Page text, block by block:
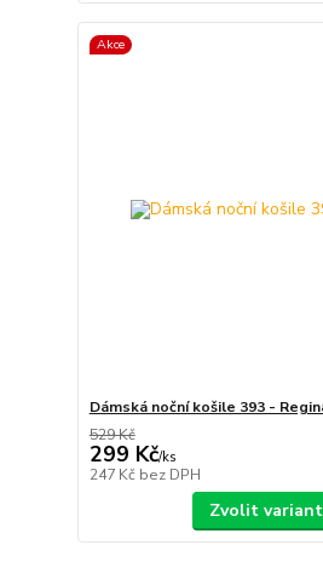
Akce
Dámská noční košile 393 -
529 Kč
299 Kč/ks
247 Kč bez DPH
Zvolit